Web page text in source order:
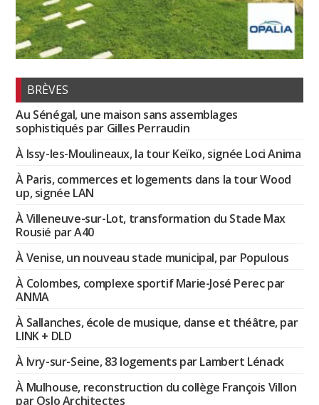
BRÈVES
Au Sénégal, une maison sans assemblages
sophistiqués par Gilles Perraudin
À Issy-les-Moulineaux, la tour Keïko, signée Loci Anima
À Paris, commerces et logements dans la tour Wood
up, signée LAN
À Villeneuve-sur-Lot, transformation du Stade Max
Rousié par A40
À Venise, un nouveau stade municipal, par Populous
À Colombes, complexe sportif Marie-José Perec par
ANMA
À Sallanches, école de musique, danse et théâtre, par
LINK + DLD
À Ivry-sur-Seine, 83 logements par Lambert Lénack
À Mulhouse, reconstruction du collège François Villon
par Oslo Architectes